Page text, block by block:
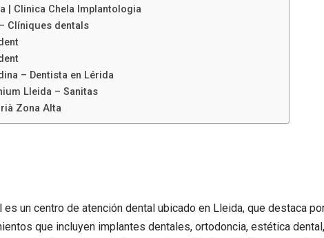
| Clinica Chela Implantologia
Clíniques dentals
– Dentista en Lérida
Lleida – Sanitas
Zona Alta
es un centro de atención dental ubicado en Lleida, que destaca
que incluyen implantes dentales, ortodoncia, estética